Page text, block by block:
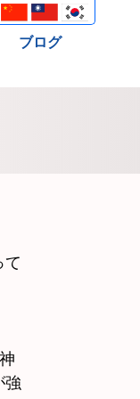
ブログ
て
強